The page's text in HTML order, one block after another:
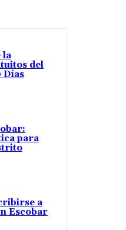
la
del
Días
para
a
Escobar